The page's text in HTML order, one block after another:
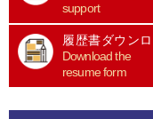
support
履歴書ダウン
Download the
resume form